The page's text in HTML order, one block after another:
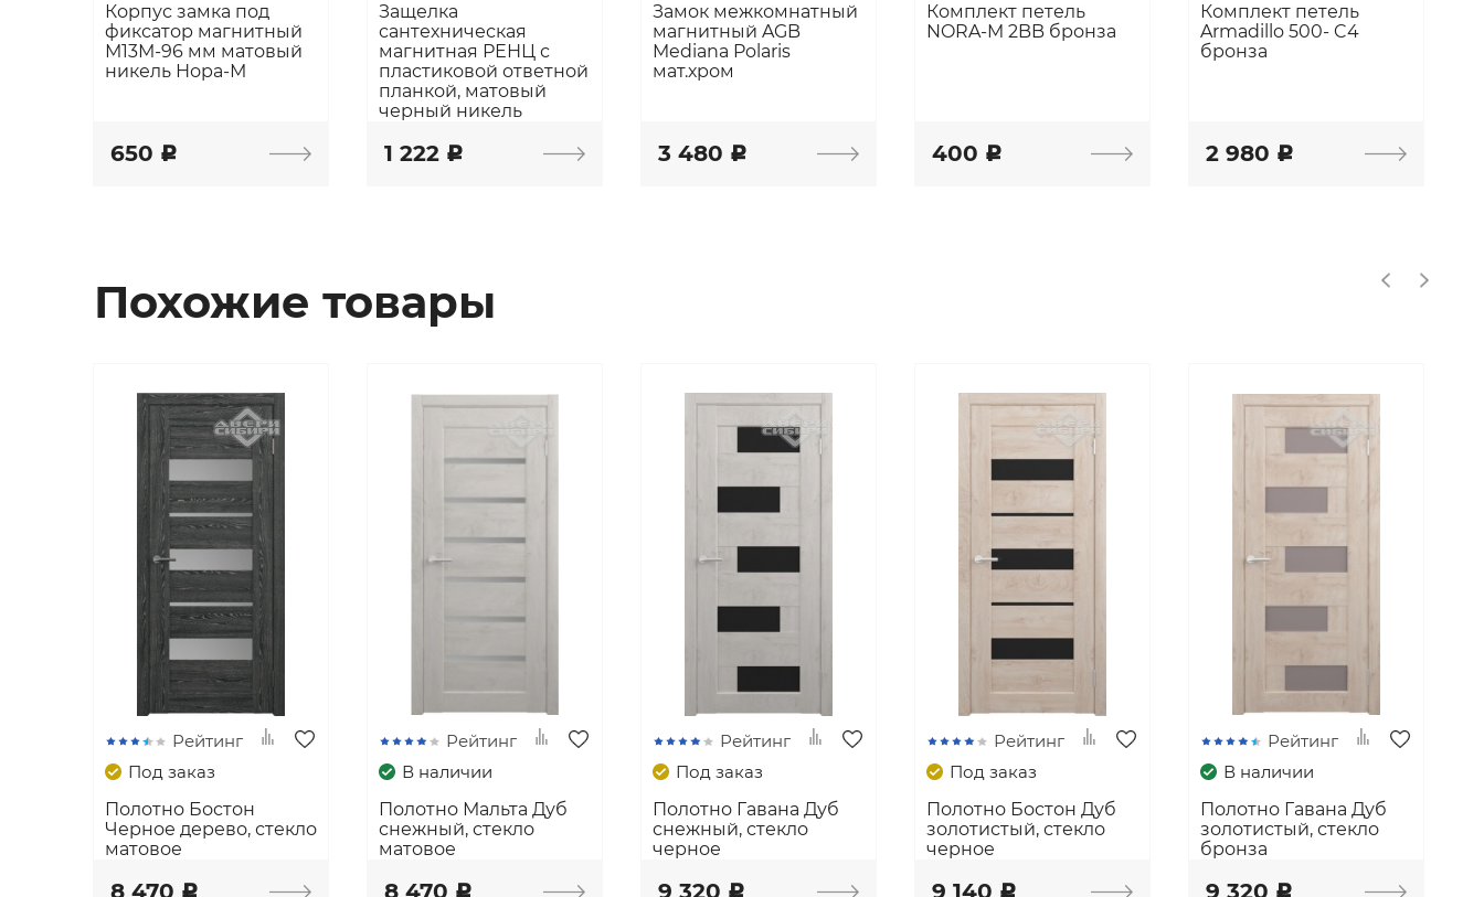
Корпус замка под
фиксатор магнитный
М13М-96 мм матовый
никель Нора-М
650 c
Защелка
сантехническая
магнитная РЕНЦ с
пластиковой ответной
планкой, матовый
черный никель
1 222 c
Замок межкомнатный
магнитный AGB
Mediana Polaris
мат.хром
3 480 c
Комплект петель
NORA-M 2BB бронза
400 c
Комплект петель
Armadillo 500- C4
бронза
2 980 c
Похожие товары
Рейтинг
Под заказ
Полотно Бостон
Черное дерево, стекло
матовое
8 470 c
Рейтинг
В наличии
Полотно Мальта Дуб
снежный, стекло
матовое
8 470 c
Рейтинг
Под заказ
Полотно Гавана Дуб
снежный, стекло
черное
9 320 c
Рейтинг
Под заказ
Полотно Бостон Дуб
золотистый, стекло
черное
9 140 c
Рейтинг
В наличии
Полотно Гавана Дуб
золотистый, стекло
бронза
9 320 c